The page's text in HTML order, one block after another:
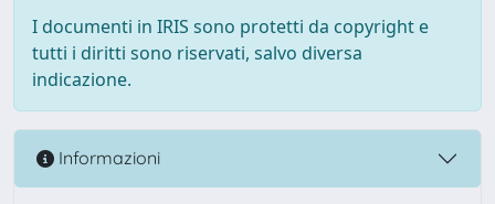
I documenti in IRIS sono protetti da copyright e
tutti i diritti sono riservati, salvo diversa
indicazione.
Informazioni